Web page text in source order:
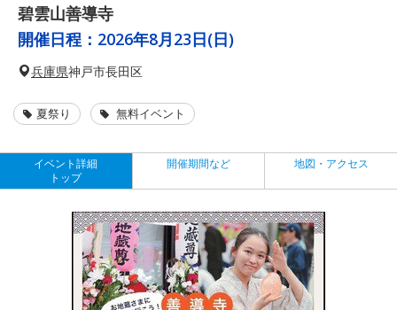
碧雲山善導寺
開催日程： 2026年8月23日(日)
兵庫県神戸市長田区
夏祭り 無料イベント
イベント詳細
トップ
開催期間など 地図・アクセス